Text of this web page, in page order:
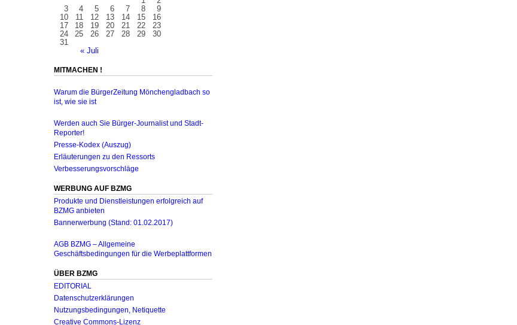
« Juli
3
4 5 6 7 8
9
10
11 12 13 14 15
16
17
18 19 20 21 22
23
24
25 26 27 28 29
30
31
MITMACHEN !
Warum die BürgerZeitung Mönchengladbach so
ist, wie sie ist
Werden auch Sie Bürger-Journalist und Stadt-
Reporter!
Presse-Kodex (Auszug)
Erläuterungen zu den Ressorts
Verbesserungsvorschläge
WERBUNG AUF BZMG
Produkte und Dienstleistungen erfolgreich auf
BZMG anbieten
Bannerwerbung (Stand: 01.02.2017)
AGB BZMG – Allgemeine
Geschäftsbedingungen für die Werbeplattformen
ÜBER BZMG
EDITORIAL
Datenschutzerklärungen
Nutzungsbedingungen, Netiquette
Creative Commons-Lizenz